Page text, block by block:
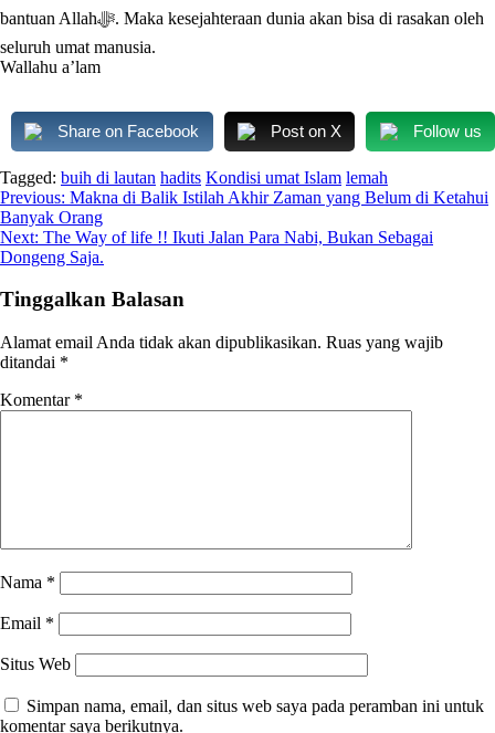
bantuan Allahﷻ. Maka kesejahteraan dunia akan bisa di rasakan oleh
seluruh umat manusia.
Wallahu a’lam
Share on Facebook Post on X Follow us
Tagged: buih di lautan hadits Kondisi umat Islam lemah
Navigasi
pos
Previous: Makna di Balik Istilah Akhir Zaman yang Belum di Ketahui
Banyak Orang
Next: The Way of life !! Ikuti Jalan Para Nabi, Bukan Sebagai
Dongeng Saja.
Tinggalkan Balasan
Alamat email Anda tidak akan dipublikasikan. Ruas yang wajib
ditandai *
Komentar *
Nama *
Email *
Situs Web
Simpan nama, email, dan situs web saya pada peramban ini untuk
komentar saya berikutnya.